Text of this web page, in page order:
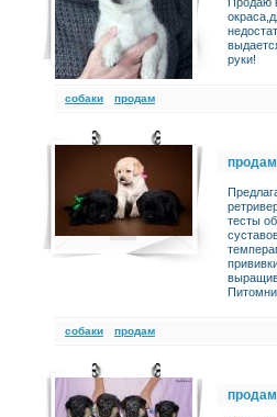
руки!
cобаки продам
продам
тесты
cобаки продам
продам